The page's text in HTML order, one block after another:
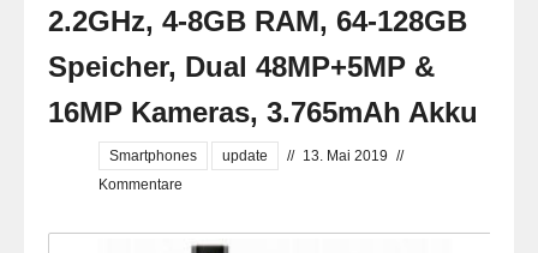
2.2GHz, 4-8GB RAM, 64-128GB
Speicher, Dual 48MP+5MP &
16MP Kameras, 3.765mAh Akku
Smartphones update // 13. Mai 2019 //
Kommentare